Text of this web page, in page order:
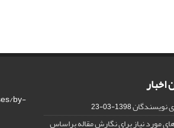
اخبار
نویسندگان1398-03-23
مورد نیاز برای نگارش مقاله براساس
by-